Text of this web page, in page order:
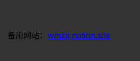
备用网站： wmzg.notion.site